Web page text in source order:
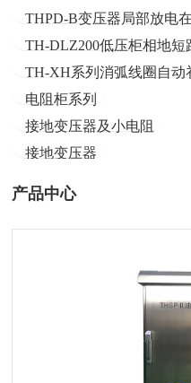
THPD-B变压器局部放电
TH-DLZ200低压柜相地短
TH-XH系列消弧线圈自动
电阻柜系列
接地变压器及小电阻
接地变压器
产品中心